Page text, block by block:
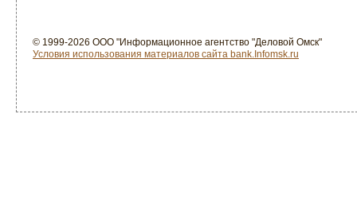
© 1999-2026 ООО "Информационное агентство "Деловой Омск"
Условия использования материалов сайта bank.Infomsk.ru